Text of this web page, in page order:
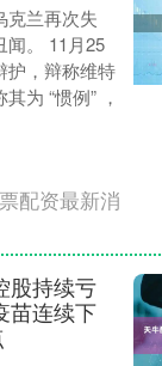
克兰再次失
闻。 11月25
护，辩称维特
为 “惯例” ，
配资最新消
股持续亏
苗连续下